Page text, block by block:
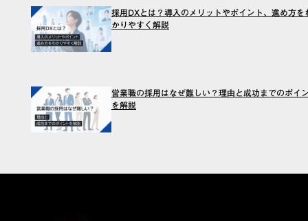
採用DXとは？導入のメリットやポイント、進め方を
かりやすく解説
営業職の採用はなぜ難しい？理由と成功までのポイ
を解説